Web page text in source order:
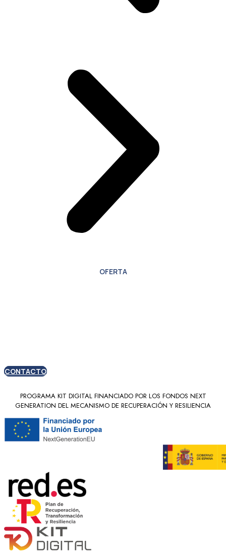
OFERTA
CONTACTO
PROGRAMA KIT DIGITAL FINANCIADO POR LOS FONDOS NEXT
GENERATION DEL MECANISMO DE RECUPERACIÓN Y RESILIENCIA